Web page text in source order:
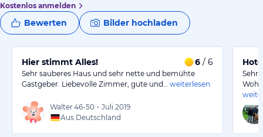
Kostenlos anmelden
Bewerten Bilder hochladen
Hier stimmt Alles! 6 / 6
Sehr sauberes Haus und sehr nette und bemühte
Gastgeber. Liebevolle Zimmer, gute und…
weiterlesen
Walter46-50 • Juli 2019
Aus Deutschland
Sehr